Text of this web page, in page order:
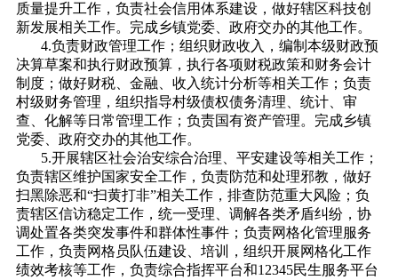
质量提升工作，负责社会信用体系建设，做好辖区科技创
新发展相关工作。完成乡镇党委、政府交办的其他工作。
4.负责财政管理工作；组织财政收入，编制本级财政预
决算草案和执行财政预算，执行各项财税政策和财务会计
制度；做好财税、金融、收入统计分析等相关工作；负责
村级财务管理，组织指导村级债权债务清理、统计、审
查、化解等日常管理工作；负责国有资产管理。完成乡镇
党委、政府交办的其他工作。
5.开展辖区社会治安综合治理、平安建设等相关工作；
负责辖区维护国家安全工作，负责防范和处理邪教，做好
扫黑除恶和“扫黄打非”相关工作，排查防范重大风险；负
责辖区信访稳定工作，统一受理、调解各类矛盾纠纷，协
调处置各类突发事件和群体性事件；负责网格化管理服务
工作，负责网格员队伍建设、培训，组织开展网格化工作
绩效考核等工作，负责综合指挥平台和12345民生服务平台